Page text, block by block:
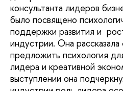
консультанта лидеров
было посвящено
поддержки развития и
индустрии. Она
предложить психология
лидера и креативной
выступлении она